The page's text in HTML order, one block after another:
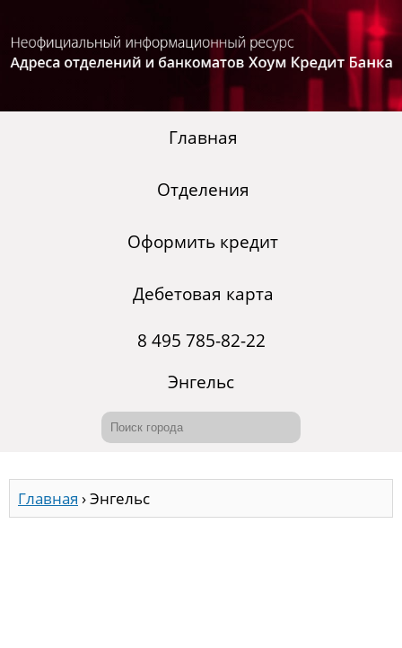
Главная
Отделения
Оформить кредит
Дебетовая карта
8 495 785-82-22
Энгельс
Главная ›Энгельс